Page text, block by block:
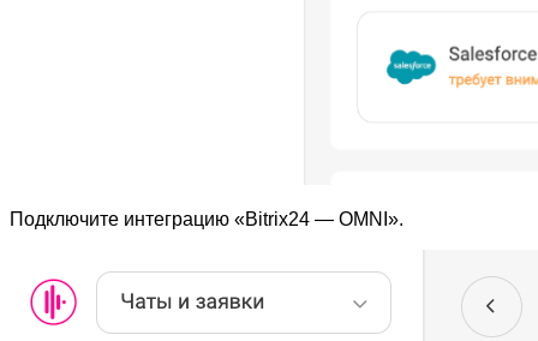
Подключите интеграцию «Bitrix24 — OMNI».